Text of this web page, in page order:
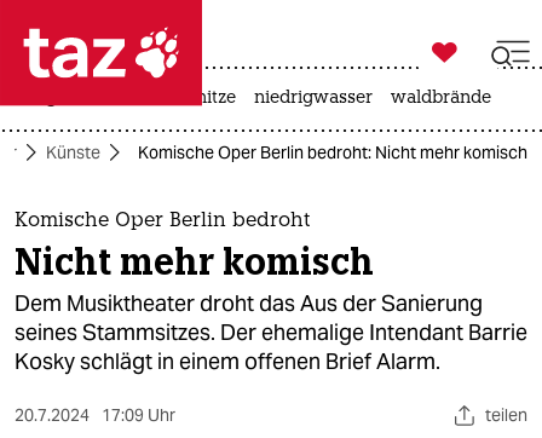
 taz zahl ich
taz zahl ich
themen
politik
öko
gesellschaft

taz zahl ich
hitze niedrigwasser waldbrände
Künste Komische Oper Berlin bedroht: Nicht mehr komisch
Komische Oper Berlin bedroht
Nicht mehr komisch
Dem Musiktheater droht das Aus der Sanierung
seines Stammsitzes. Der ehemalige Intendant Barrie
Kosky schlägt in einem offenen Brief Alarm.
20.7.2024 17:09 Uhr teilen